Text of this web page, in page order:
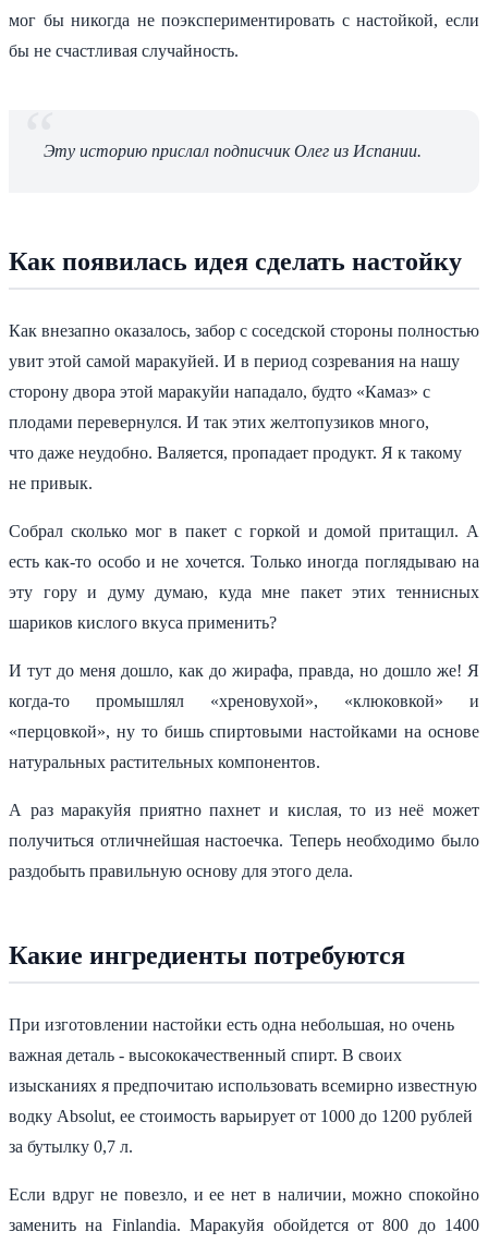
мог бы никогда не поэкспериментировать с настойкой, если
бы не счастливая случайность.
Эту историю прислал подписчик Олег из Испании.
Как появилась идея сделать настойку
Как внезапно оказалось, забор с соседской стороны полностью
увит этой самой маракуйей. И в период созревания на нашу
сторону двора этой маракуйи нападало, будто «Камаз» с
плодами перевернулся. И так этих желтопузиков много,
что даже неудобно. Валяется, пропадает продукт. Я к такому
не привык.
Собрал сколько мог в пакет с горкой и домой притащил. А
есть как-то особо и не хочется. Только иногда поглядываю на
эту гору и думу думаю, куда мне пакет этих теннисных
шариков кислого вкуса применить?
И тут до меня дошло, как до жирафа, правда, но дошло же! Я
когда-то промышлял «хреновухой», «клюковкой» и
«перцовкой», ну то бишь спиртовыми настойками на основе
натуральных растительных компонентов.
А раз маракуйя приятно пахнет и кислая, то из неё может
получиться отличнейшая настоечка. Теперь необходимо было
раздобыть правильную основу для этого дела.
Какие ингредиенты потребуются
При изготовлении настойки есть одна небольшая, но очень
важная деталь - высококачественный спирт. В своих
изысканиях я предпочитаю использовать всемирно известную
водку Absolut, ее стоимость варьирует от 1000 до 1200 рублей
за бутылку 0,7 л.
Если вдруг не повезло, и ее нет в наличии, можно спокойно
заменить на Finlandia. Маракуйя обойдется от 800 до 1400